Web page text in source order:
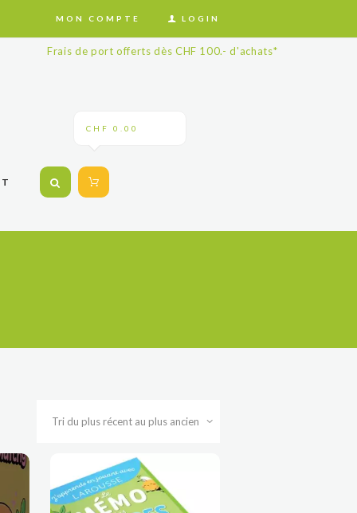
MON COMPTE LOGIN
Frais de port offerts dès CHF 100.- d'achats*
CHF 0.00